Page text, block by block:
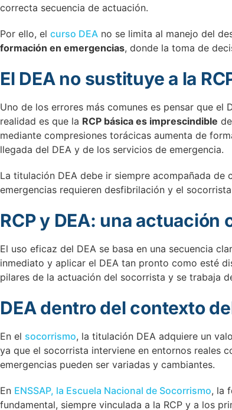
correcta secuencia de actuación.
Por ello, el curso DEA no se limita al manejo del
formación en emergencias, donde la toma de
El DEA no sustituye a la
Uno de los errores más comunes es pensar que el
realidad es que la RCP básica es imprescindible
mediante compresiones torácicas aumenta de
llegada del DEA y de los servicios de emergencia.
La titulación DEA debe ir siempre acompañada de
emergencias requieren desfibrilación y el
RCP y DEA: una
El uso eficaz del DEA se basa en una secuencia
inmediato y aplicar el DEA tan pronto como esté
pilares de la actuación del socorrista y se trabaja
DEA dentro del contexto
En el socorrismo, la titulación DEA adquiere un
ya que el socorrista interviene en entornos reales
emergencias pueden ser variadas y cambiantes.
En ENSSAP, la Escuela Nacional de Socorrismo, la
fundamental, siempre vinculada a la RCP y a los